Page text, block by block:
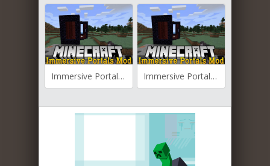
Immersive Portals для Майнкрафт [1.20.4, 1.20.3, 1.20.2] Immersive Portals для Майнкрафт [1.20.1, 1.19.4, 1.19.3]